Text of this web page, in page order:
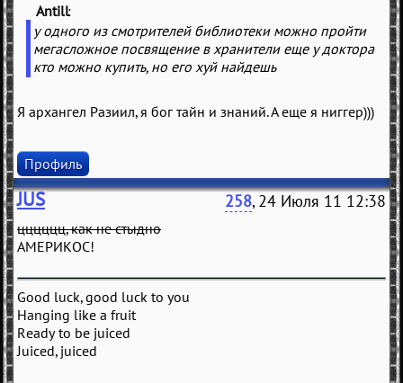
Antill
у одного из смотрителей библиотеки можно пройти
мегасложное посвящение в хранители еще у доктора
кто можно купить, но его хуй найдешь
Я архангел Разиил, я бог тайн и знаний. А еще я ниггер)))
Профиль
JUS 258, 24 Июля 11 12:38
цццццц, как не стыдно
АМЕРИКОС!
Good luck, good luck to you
Hanging like a fruit
Ready to be juiced
Juiced, juiced